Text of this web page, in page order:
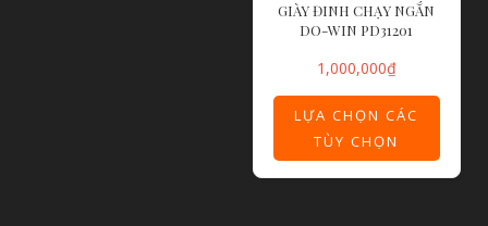
GIÀY ĐINH CHẠY NGẮN
DO-WIN PD31201
1,000,000₫
LỰA CHỌN CÁC
TÙY CHỌN